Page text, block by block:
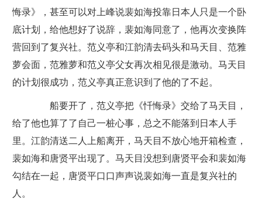
悔录》，甚至可以对上峰说裴如海投靠日本人只是一个卧
底计划，给他想好了说辞，裴如海同意了，他再次变换阵
营回到了复兴社。范义亭和江韵清去码头和马天目、范雅
萝会面，范雅萝和范义亭父女再次相见很是激动。马天目
的计划很成功，范义亭真正意识到了他的了不起。
船要开了，范义亭把《忏悔录》交给了马天目，
给了他也算了了自己一桩心事，总之不能落到日本人手
里。江韵清送二人上船离开，马天目不放心地开箱检查，
裴如海和唐贤平出现了。马天目没想到唐贤平会和裴如海
勾结在一起，唐贤平口口声声说裴如海一直是复兴社的
人。